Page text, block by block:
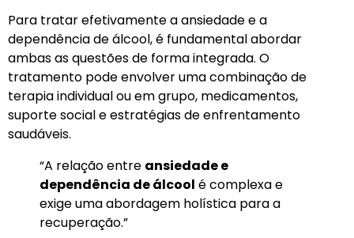
Para tratar efetivamente a ansiedade e a
dependência de álcool, é fundamental abordar
ambas as questões de forma integrada. O
tratamento pode envolver uma combinação de
terapia individual ou em grupo, medicamentos,
suporte social e estratégias de enfrentamento
saudáveis.
“A relação entre ansiedade e
dependência de álcool é complexa e
exige uma abordagem holística para a
recuperação.”